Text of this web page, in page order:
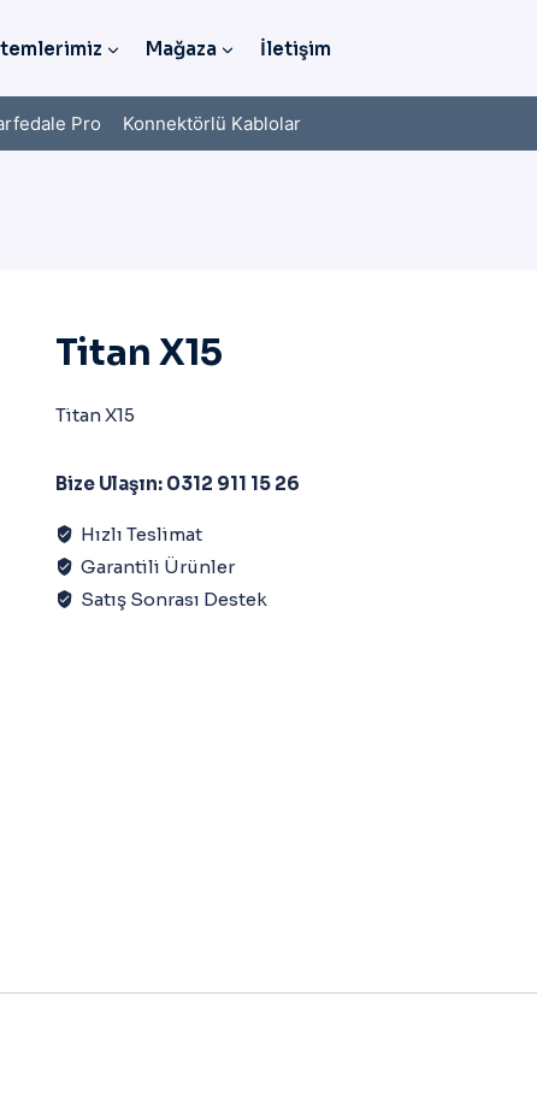
Mağaza İletişim
Pro Konnektörlü Kablolar
Titan X15
Titan X15
Bize Ulaşın: 0312 911 15 26
Hızlı Teslimat
Garantili Ürünler
Satış Sonrası Destek